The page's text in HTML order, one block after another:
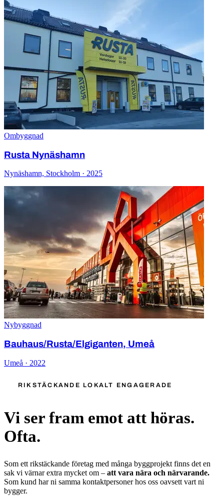
Ombyggnad
Rusta Nynäshamn
Nynäshamn, Stockholm · 2025
Nybyggnad
Bauhaus/Rusta/Elgiganten, Umeå
Umeå · 2022
RIKSTÄCKANDE LOKALT ENGAGERADE
Vi ser fram emot att höras.
Ofta.
Som ett rikstäckande företag med många byggprojekt finns det en
sak vi värnar extra mycket om – att vara nära och närvarande.
Som kund har ni samma kontaktpersoner hos oss oavsett vart ni
bygger.